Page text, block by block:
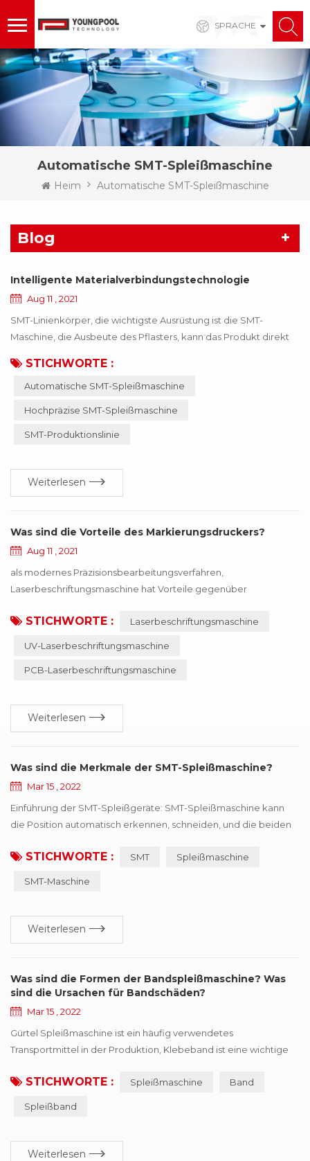
SPRACHE
Automatische SMT-Spleißmaschine
Heim Automatische SMT-Spleißmaschine
Blog
Intelligente Materialverbindungstechnologie
Aug 11 , 2021
SMT-Linienkörper, die wichtigste Ausrüstung ist die SMT-
Maschine, die Ausbeute des Pflasters, kann das Produkt direkt
Material dazu führt, dass die SMT-Maschine anormal arbeitet,
wird das gesamte Produkt nicht mehr funktionieren, was dem
die Aktualisierung der Technologie vermie...
STICHWORTE :
Automatische SMT-Spleißmaschine
Hochpräzise SMT-Spleißmaschine
SMT-Produktionslinie
Weiterlesen
Was sind die Vorteile des Markierungsdruckers?
Aug 11 , 2021
als modernes Präzisionsbearbeitungsverfahren,
Laserbeschriftungsmaschine hat Vorteile gegenüber
mechanisches Gravieren und Erodieren. die Ausrüstung ist
besonders geeignet für Präzision, Tiefe,
Glattheitsanforderungen des Feldes,, das in der
STICHWORTE : Laserbeschriftungsmaschine
UV-Laserbeschriftungsmaschine
PCB-Laserbeschriftungsmaschine
Weiterlesen
Was sind die Merkmale der SMT-Spleißmaschine?
Mar 15 , 2022
Einführung der SMT-Spleißgeräte: SMT-Spleißmaschine kann
die Position automatisch erkennen, schneiden, und die beiden
verbinden. SMT-Spleißmaschine ist einfach zu bedienen,
STICHWORTE : SMT Spleißmaschine
SMT-Maschine
Weiterlesen
Was sind die Formen der Bandspleißmaschine? Was
sind die Ursachen für Bandschäden?
Mar 15 , 2022
Gürtel Spleißmaschine ist ein häufig verwendetes
Transportmittel in der Produktion, Klebeband ist eine wichtige
tritt in verschiedenen Schadensformen auf, wird den effizienten
sechs Arten von häufigen Schadensformen zusammen, und
STICHWORTE : Spleißmaschine Band
Spleißband
Weiterlesen